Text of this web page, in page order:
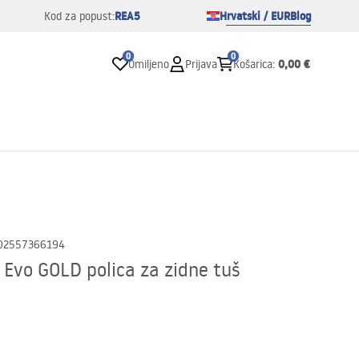
Kod za popust:REA5 Hrvatski / EURBlog
0
Omiljeno Prijava
0
Košarica: 0,00 €
GOLD polica za zidne tuš